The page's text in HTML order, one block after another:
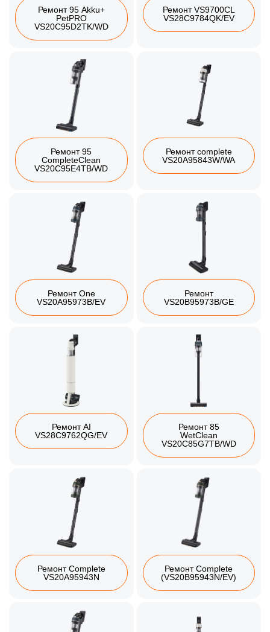
Ремонт 95 Akku+
PetPRO
VS20C95D2TK/WD
Ремонт VS9700CL
VS28C9784QK/EV
Ремонт 95
CompleteClean
VS20C95E4TB/WD
Ремонт complete
VS20A95843W/WA
Ремонт One
VS20A95973B/EV
Ремонт
VS20B95973B/GE
Ремонт AI
VS28C9762QG/EV
Ремонт 85
WetClean
VS20C85G7TB/WD
Ремонт Complete
VS20A95943N
Ремонт Complete
(VS20B95943N/EV)